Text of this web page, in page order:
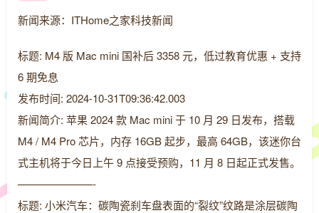
新闻来源：ITHome之家科技新闻
标题: M4 版 Mac mini 国补后 3358 元，低过教育优惠 + 支持
6 期免息
发布时间: 2024-10-31T09:36:42.003
新闻简介: 苹果 2024 款 Mac mini 于 10 月 29 日发布，搭载
M4 / M4 Pro 芯片，内存 16GB 起步，最高 64GB，该迷你台
式主机将于今日上午 9 点接受预购，11 月 8 日起正式发售。
———————-
标题: 小米汽车：碳陶瓷刹车盘表面的“裂纹”纹路是涂层碳陶